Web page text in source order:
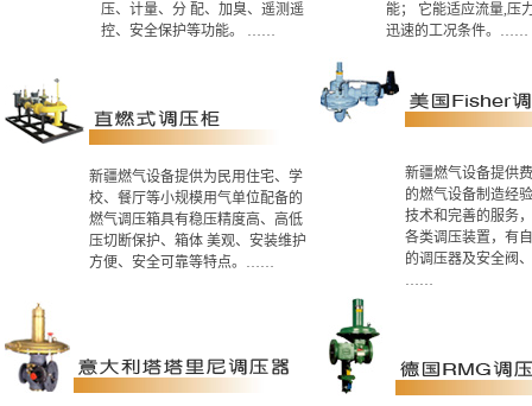
压、计量、分 配、加臭、遥测遥
控、安全保护等功能。 ……
能； 它能适应流量,压
迅速的工况条件。……
新疆燃气设备提供为民用住宅、学
校、餐厅等小规模用气单位配备的
燃气调压箱具有稳压精度高、高低
压切断保护、箱体 美观、安装维护
方便、安全可靠等特点。……
新疆燃气设备提供
的燃气设备制造经
技术和完善的服务
各类调压装置，有
的调压器及安全阀
……